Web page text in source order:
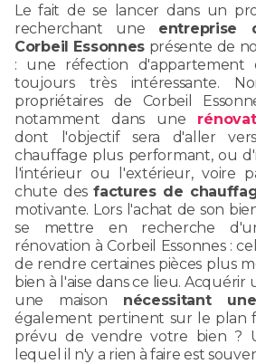
Le fait de se lancer dans un
recherchant une entreprise
Corbeil Essonnes présente de
: une réfection d'appartement
toujours très intéressante.
propriétaires de Corbeil
notamment dans une
dont l'objectif sera d'aller
chauffage plus performant, ou
l'intérieur ou l'extérieur, voire
chute desfactures de
motivante. Lors l'achat de son
se mettre en recherche
rénovation à Corbeil Essonnes :
de rendre certaines pièces plus
bien à l'aise dans ce lieu.
une maison nécessitant
également pertinent sur le plan
prévu de vendre votre bien ?
lequel il n'y a rien à faire est